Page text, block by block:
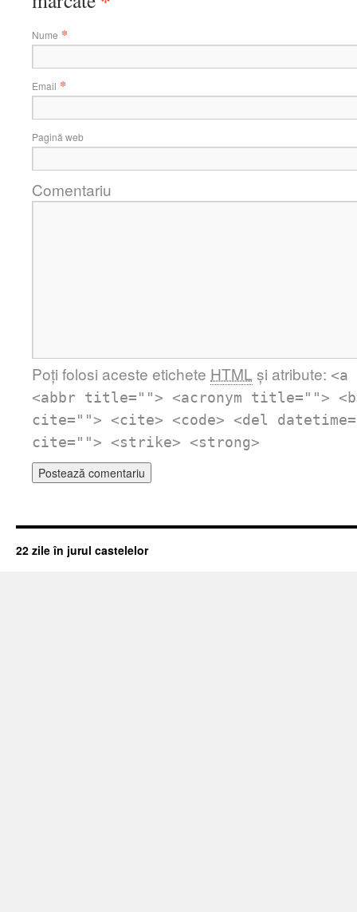
Nume *
Email *
Pagină web
Comentariu
Poți folosi aceste etichete HTML și atribute:
<abbr title=""> <acronym title="">
cite=""> <cite> <code> <del
cite=""> <strike> <strong>
22 zile în jurul castelelor